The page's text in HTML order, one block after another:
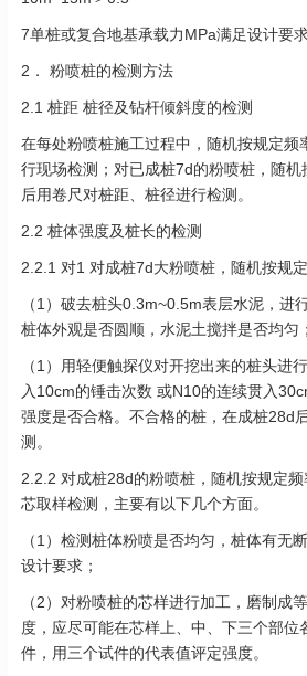
7单桩或复合地基承载力MPa满足设计要
2． 粉喷桩的检测方法
2.1 桩距 桩径及钻杆倾斜度的检测
在每处粉喷桩施工过程中，随机按规定频
行现场检测；对已成桩7d的粉喷桩，随
后用卷尺对桩距、桩径进行检测。
2.2 桩体强度及桩长的检测
2.2.1 对1 对成桩7d大粉喷桩，随机按规
（1）破去桩头0.3m~0.5m表层水泥，进
桩体外观是否圆顺，水泥土搅拌是否均匀；
（1）用轻便触探仪对开挖出来的桩头进
入10cm的锤击次数 或N10的连续贯入
强度是否合格。不合格的桩，在成桩28d
测。
2.2.2 对成桩28d的粉喷桩，随机按规定
芯取样检测，主要有以下几个方面。
（1）检测桩体粉喷是否均匀，桩体有无
设计要求；
（2）对粉喷桩的芯样进行加工，磨制成
度，应尽可能在芯样上、中、下三个部位
件，用三个试件的代表值评定强度。